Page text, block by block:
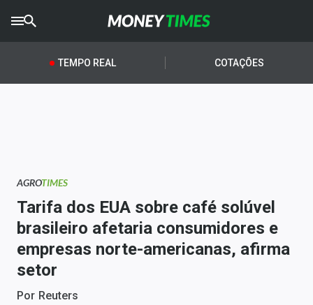
CRYPTOTIMES
AGROTIMES
Newsletters
Money Trader
Anuncie
Últimas Notícias
TEMPO REAL COTAÇÕES
AGROTIMES
Tarifa dos EUA sobre café solúvel
brasileiro afetaria consumidores e
empresas norte-americanas, afirma
setor
Por Reuters